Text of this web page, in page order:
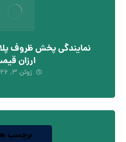
نمایندگی پخش ظروف
ارزان
ژوئن ۳, ۲۰۲۶
برچسب